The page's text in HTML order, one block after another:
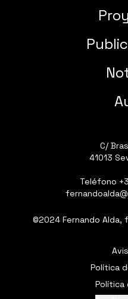
C/
41013
Teléfono
©2024 Fernando
Política
Política